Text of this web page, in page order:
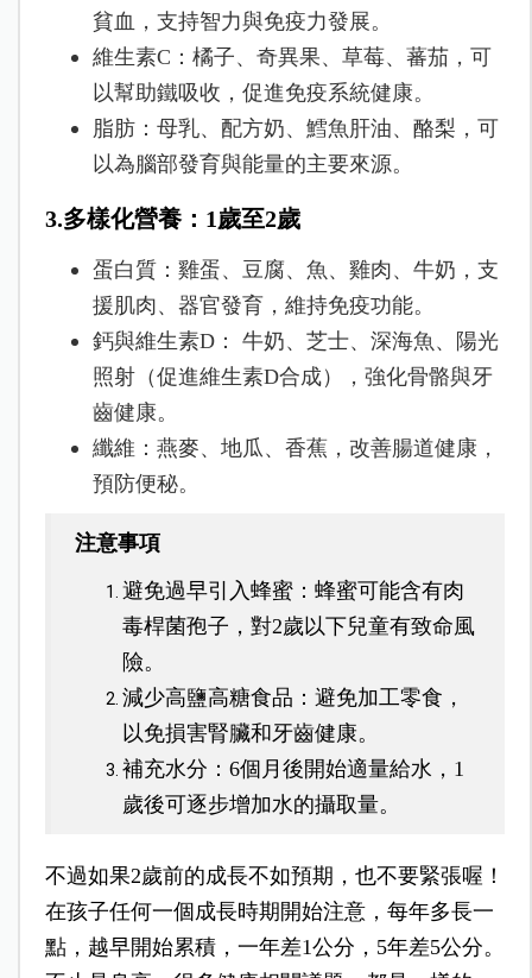
貧血，支持智力與免疫力發展。
維生素C： 橘子、奇異果、草莓、蕃茄，可
以幫助鐵吸收，促進免疫系統健康。
脂肪： 母乳、配方奶、鱈魚肝油、酪梨，可
以為腦部發育與能量的主要來源。
3.多樣化營養：1歲至2歲
蛋白質： 雞蛋、豆腐、魚、雞肉、牛奶， 支
援肌肉、器官發育，維持免疫功能。
鈣與維生素D：
牛奶、芝士、深海魚、陽光
照射（促進維生素D合成）， 強化骨骼與牙
齒健康。
纖維： 燕麥、地瓜、香蕉， 改善腸道健康，
預防便秘。
注意事項
避免過早引入蜂蜜：蜂蜜可能含有肉
毒桿菌孢子，對2歲以下兒童有致命風
險。
減少高鹽高糖食品：避免加工零食，
以免損害腎臟和牙齒健康。
補充水分：6個月後開始適量給水，1
歲後可逐步增加水的攝取量。
不過如果2歲前的成長不如預期，也不要緊張喔！
在孩子任何一個成長時期開始注意，每年多長一
點，越早開始累積，一年差1公分，5年差5公分。